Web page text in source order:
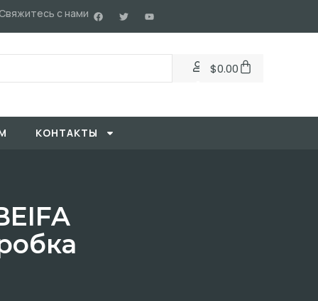
Свяжитесь с нами
$0.00
KОНТАКТЫ